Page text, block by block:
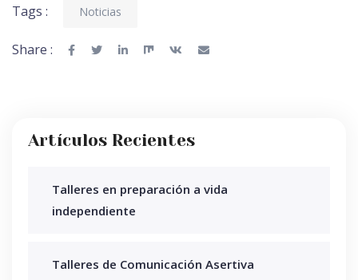
Tags : Noticias
Share :
Artículos Recientes
Talleres en preparación a vida
independiente
Talleres de Comunicación Asertiva